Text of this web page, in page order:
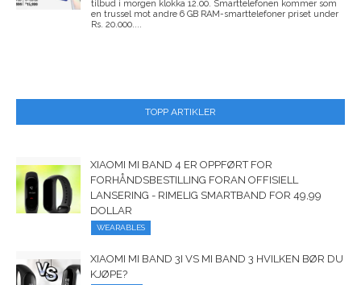
tilbud i morgen klokka 12.00. Smarttelefonen kommer som
en trussel mot andre 6 GB RAM-smarttelefoner priset under
Rs. 20.000....
TOPP ARTIKLER
XIAOMI MI BAND 4 ER OPPFØRT FOR
FORHÅNDSBESTILLING FORAN OFFISIELL
LANSERING - RIMELIG SMARTBAND FOR 49,99
DOLLAR
WEARABLES
XIAOMI MI BAND 3I VS MI BAND 3 HVILKEN BØR DU
KJØPE?